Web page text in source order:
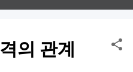
의 관계